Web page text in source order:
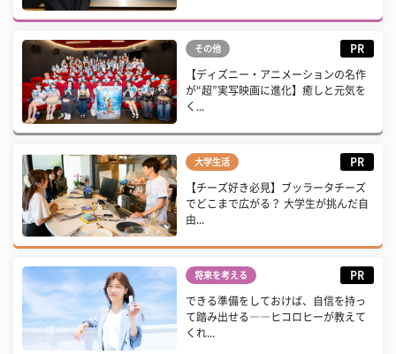
その他 PR
【ディズニー・アニメーションの名作
が“超”実写映画に進化】癒しと元気を
く...
大学生活 PR
【チーズ好き必見】ブッラータチーズ
でどこまで広がる？ 大学生が挑んだ自
由...
将来を考える PR
できる準備をしておけば、自信を持っ
て踏み出せる――ヒコロヒーが教えて
くれ...